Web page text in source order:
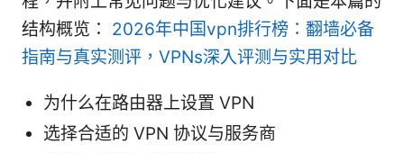
结构概览： 2026年中国vpn排行榜：翻墙必备
指南与真实测评，VPNs深入评测与实用对比
为什么在路由器上设置 VPN
选择合适的 VPN 协议与服务商